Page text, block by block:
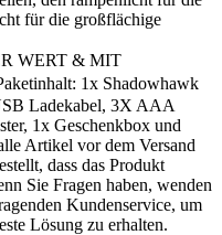
für die großflächige
WERT & MIT
1x Shadowhawk
Ladekabel, 3X AAA
1x Geschenkbox und
Artikel vor dem Versand
dass das Produkt
Sie Fragen haben, wenden
Kundenservice, um
Lösung zu erhalten.